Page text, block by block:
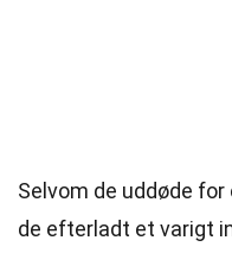
Selvom de uddøde
de efterladt et varigt